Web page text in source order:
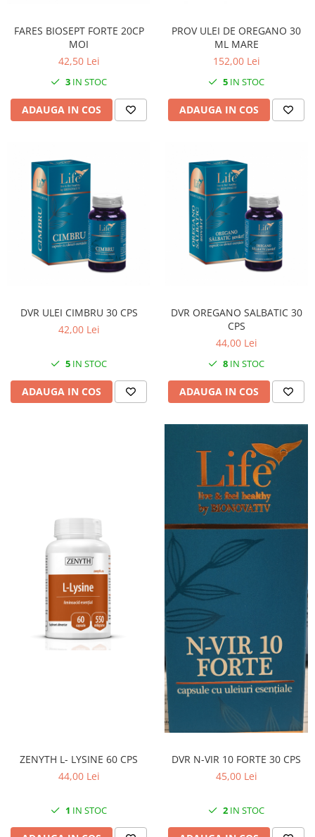
FARES BIOSEPT FORTE 20CP
MOI
42,50 Lei
3 IN STOC
ADAUGA IN COS
PROV ULEI DE OREGANO 30
ML MARE
152,00 Lei
5 IN STOC
ADAUGA IN COS
DVR ULEI CIMBRU 30 CPS
42,00 Lei
5 IN STOC
ADAUGA IN COS
DVR OREGANO SALBATIC 30
CPS
44,00 Lei
8 IN STOC
ADAUGA IN COS
ZENYTH L- LYSINE 60 CPS
44,00 Lei
1 IN STOC
DVR N-VIR 10 FORTE 30 CPS
45,00 Lei
2 IN STOC